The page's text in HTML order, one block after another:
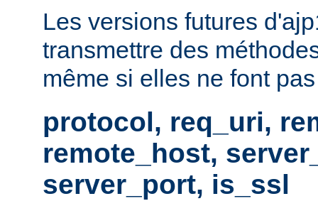
Les versions futures
transmettre des
même si elles ne font
protocol, req_uri,
remote_host,
server_port, is_ssl